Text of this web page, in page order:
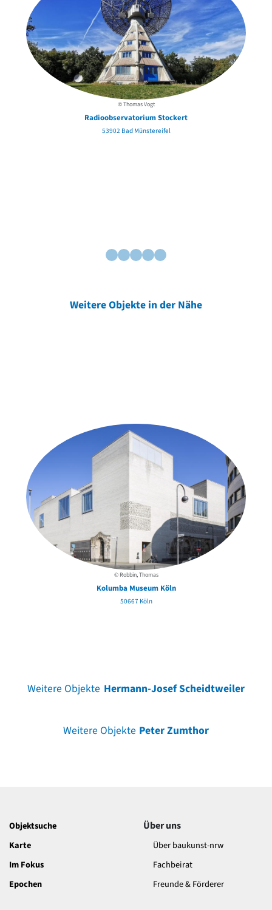
© Thomas Vogt
Radioobservatorium Stockert
53902 Bad Münstereifel
Weitere Objekte in der Nähe
© Robbin, Thomas
Kolumba Museum Köln
50667 Köln
Weitere Objekte Hermann-Josef Scheidtweiler
Weitere Objekte Peter Zumthor
Objektsuche
Karte
Im Fokus
Epochen
Über uns
Über baukunst-nrw
Fachbeirat
Freunde & Förderer